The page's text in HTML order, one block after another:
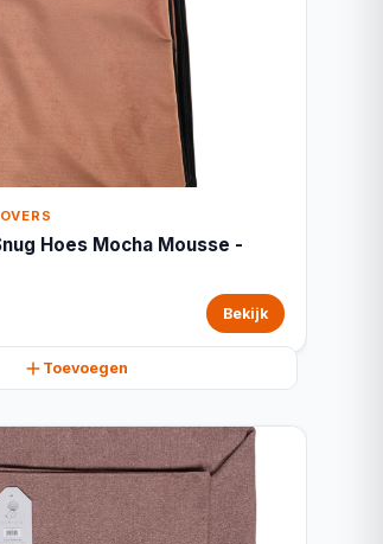
Hoes Mocha Mousse -
Bekijk
Toevoegen